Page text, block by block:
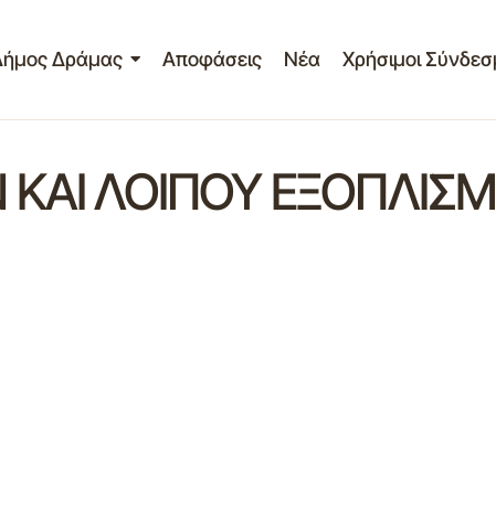
Δράμας Αποφάσεις Νέα Χρήσιμοι
ΛΟΙΠΟΥ